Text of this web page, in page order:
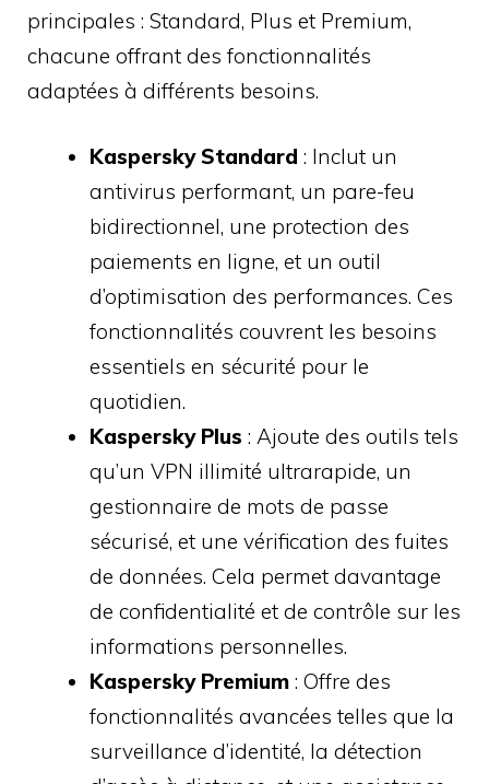
principales : Standard, Plus et Premium,
chacune offrant des fonctionnalités
adaptées à différents besoins.
Kaspersky Standard : Inclut un
antivirus performant, un pare-feu
bidirectionnel, une protection des
paiements en ligne, et un outil
d’optimisation des performances. Ces
fonctionnalités couvrent les besoins
essentiels en sécurité pour le
quotidien.
Kaspersky Plus : Ajoute des outils tels
qu’un VPN illimité ultrarapide, un
gestionnaire de mots de passe
sécurisé, et une vérification des fuites
de données. Cela permet davantage
de confidentialité et de contrôle sur les
informations personnelles.
Kaspersky Premium : Offre des
fonctionnalités avancées telles que la
surveillance d’identité, la détection